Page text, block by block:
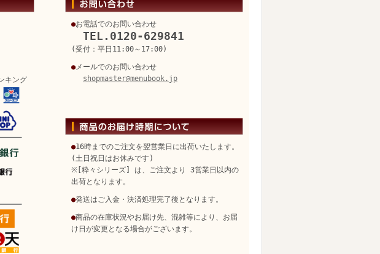
キング
●お電話でのお問い合わせ
TEL.0120-629841
(受付：平日11:00～17:00)
●メールでのお問い合わせ
shopmaster@menubook.jp
●16時までのご注文を翌営業日に出荷いたします。
(土日祝日はお休みです)
※[粋々シリーズ] は、ご注文より 3営業日以内の
出荷となります。
●発送はご入金・決済処理完了後となります。
●商品の在庫状況やお届け先、混雑等により、お届
け日が変更となる場合がございます。